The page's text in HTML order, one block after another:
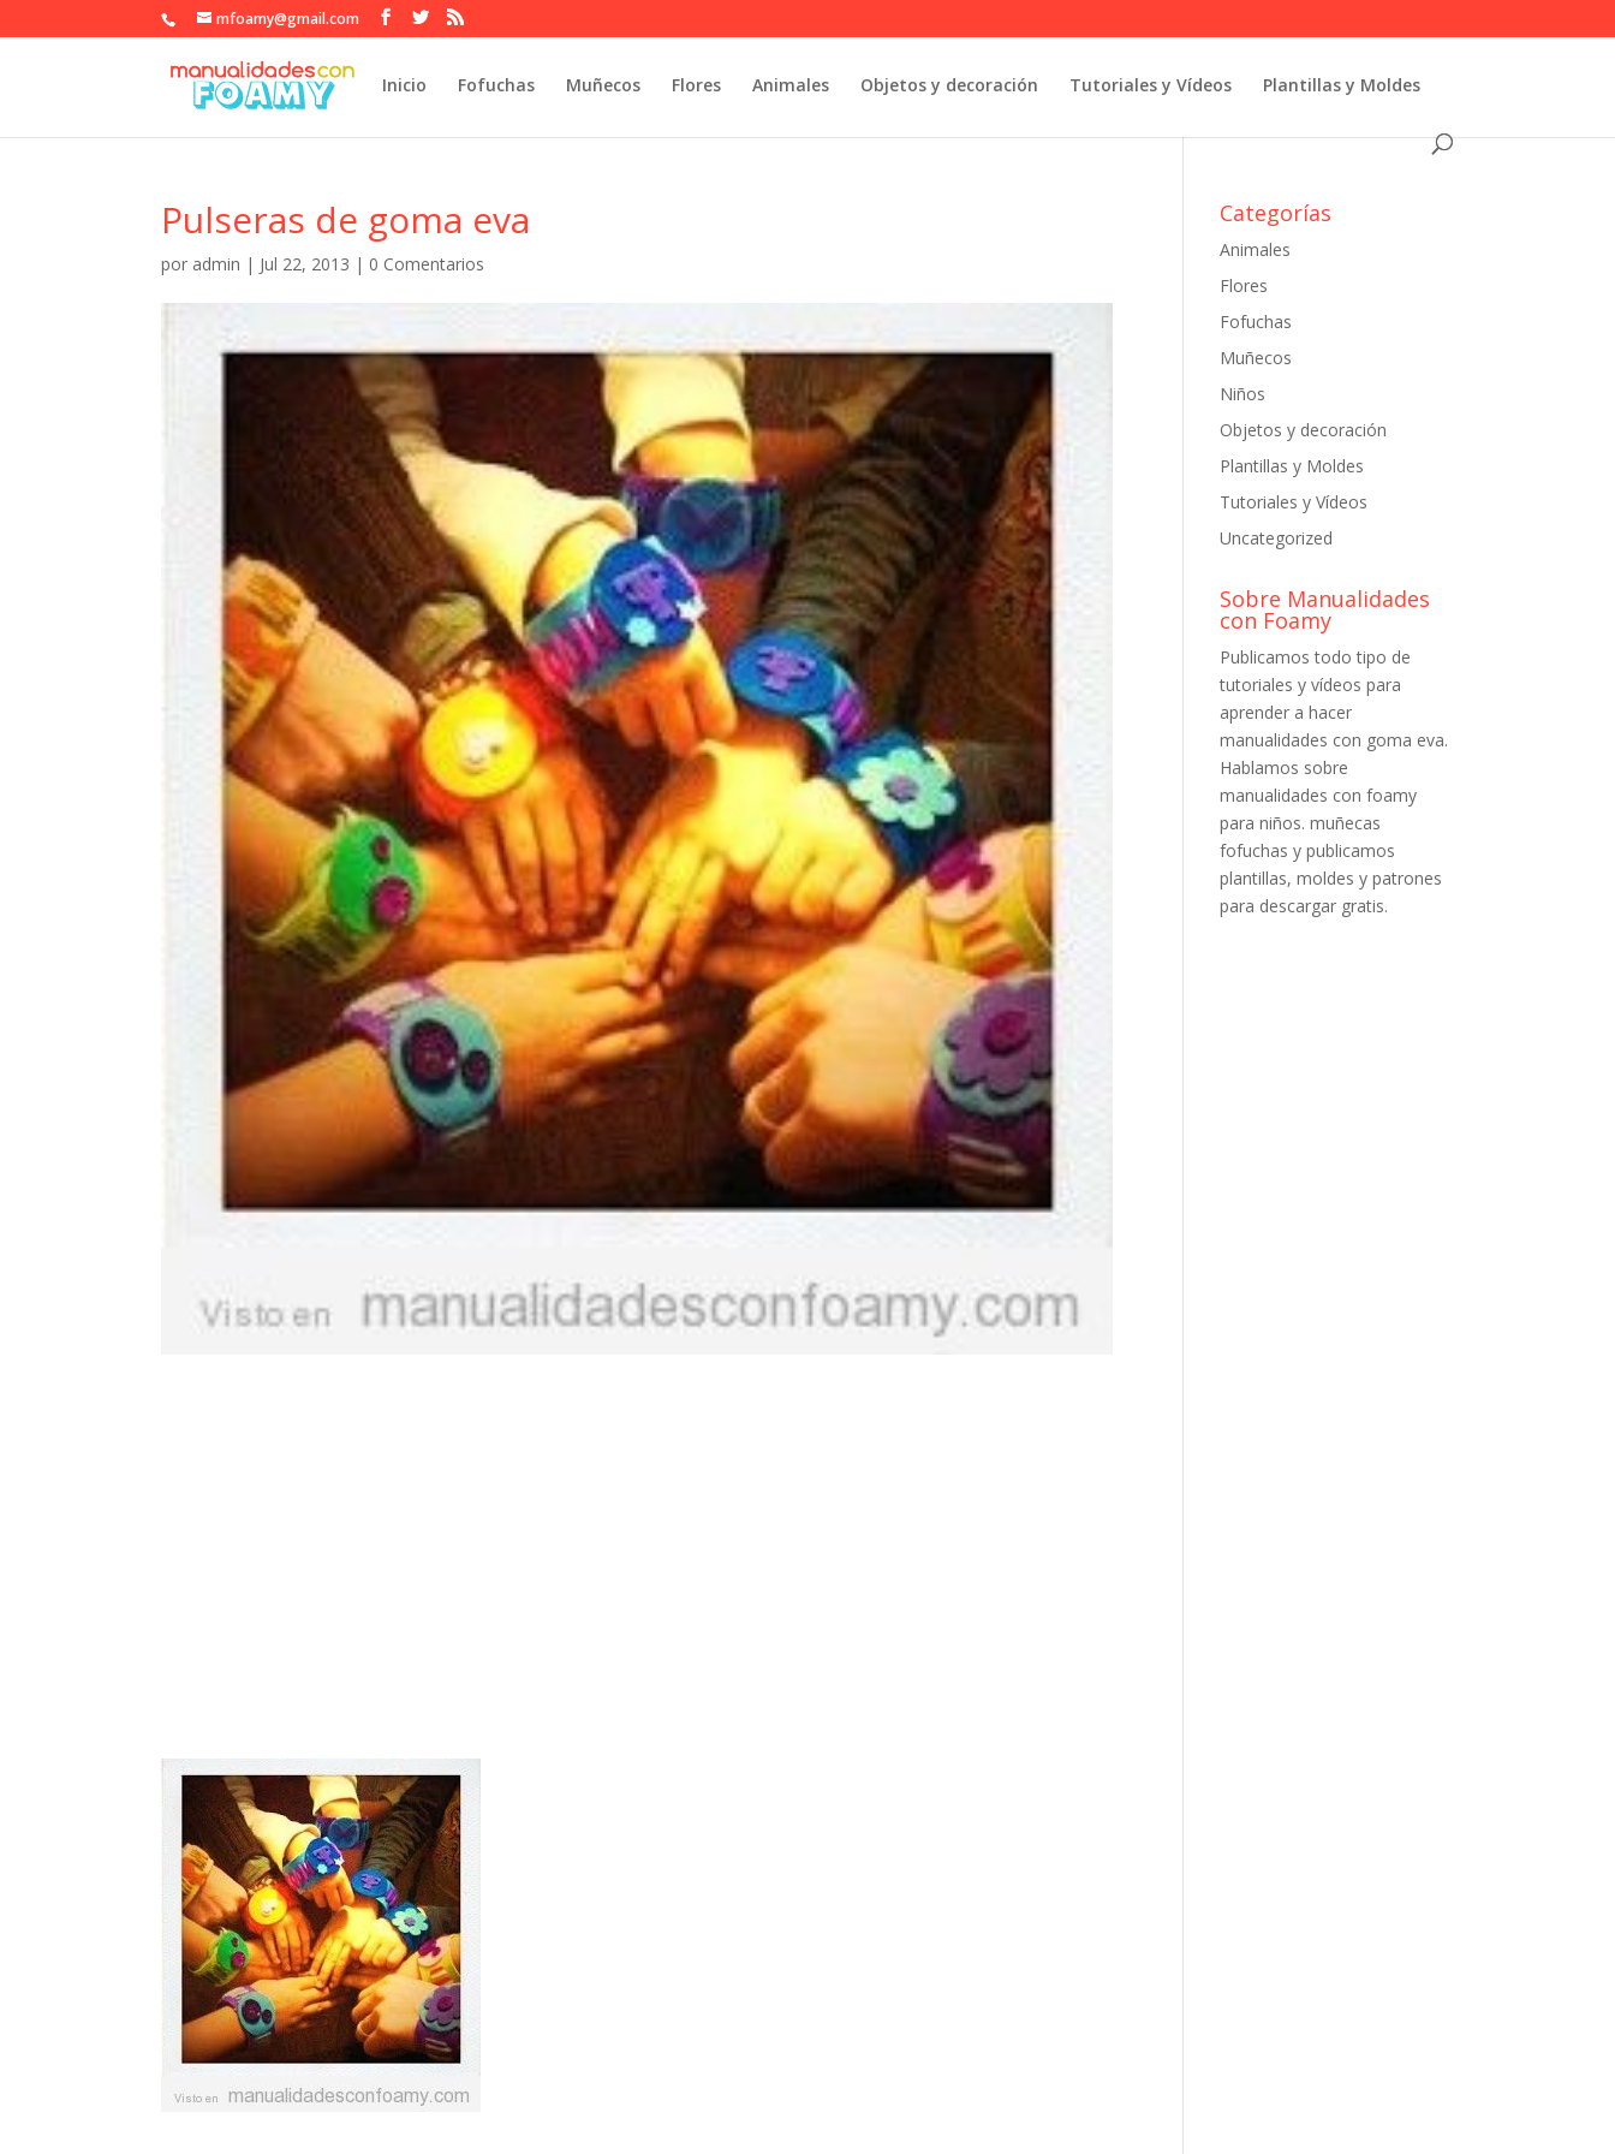
mfoamy@gmail.com
Inicio Fofuchas Muñecos Flores Animales Objetos y decoración Tutoriales y Vídeos Plantillas y Moldes
Pulseras de goma eva
por admin | Jul 22, 2013 | 0 Comentarios
Categorías
Animales
Flores
Fofuchas
Muñecos
Niños
Objetos y decoración
Plantillas y Moldes
Tutoriales y Vídeos
Uncategorized
Sobre Manualidades
con Foamy
Publicamos todo tipo de
tutoriales y vídeos para
aprender a hacer
manualidades con goma eva.
Hablamos sobre
manualidades con foamy
para niños. muñecas
fofuchas y publicamos
plantillas, moldes y patrones
para descargar gratis.